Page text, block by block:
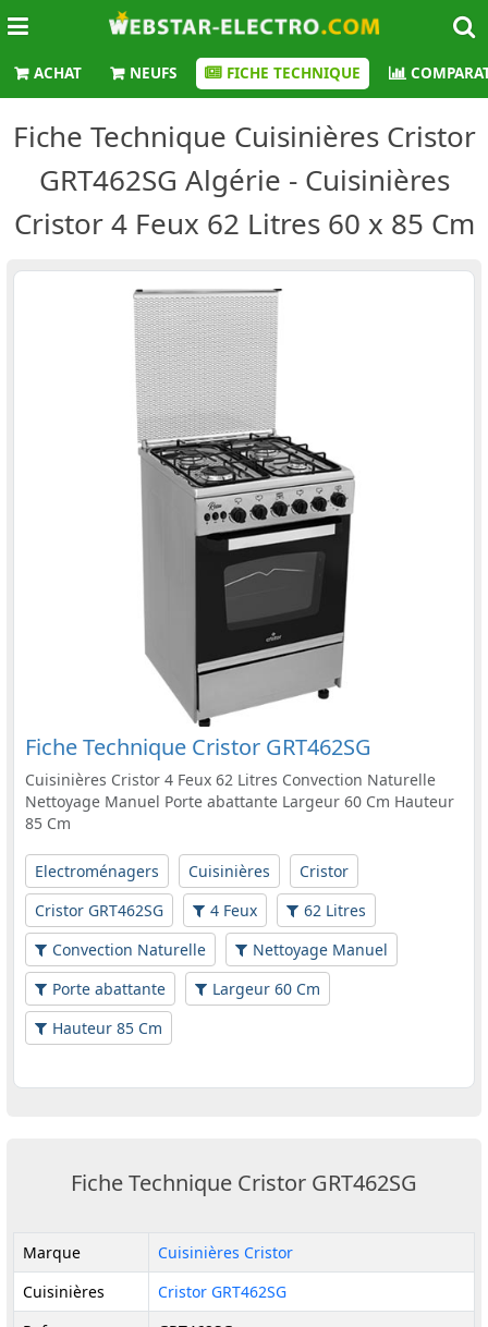
ACHAT NEUFS FICHE TECHNIQUE
Fiche Technique Cuisinières Cristor
GRT462SG Algérie - Cuisinières
Cristor 4 Feux 62 Litres 60 x 85 Cm
Fiche Technique Cristor GRT462SG
Cuisinières Cristor 4 Feux 62 Litres Convection Naturelle
Nettoyage Manuel Porte abattante Largeur 60 Cm Hauteur
85 Cm
Electroménagers Cuisinières
Cristor
Cristor GRT462SG
4 Feux
62 Litres
Convection Naturelle
Nettoyage Manuel
Porte abattante
Largeur 60 Cm
Hauteur 85 Cm
Fiche Technique Cristor GRT462SG
Marque
Cuisinières Cristor
Cuisinières
Cristor GRT462SG